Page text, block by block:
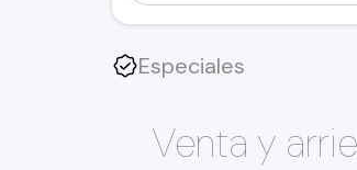
Especiales
Venta y